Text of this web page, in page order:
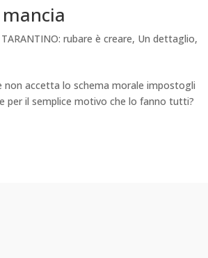
TARANTINO: rubare è creare, Un dettaglio,
non accetta lo schema morale impostogli
per il semplice motivo che lo fanno tutti?